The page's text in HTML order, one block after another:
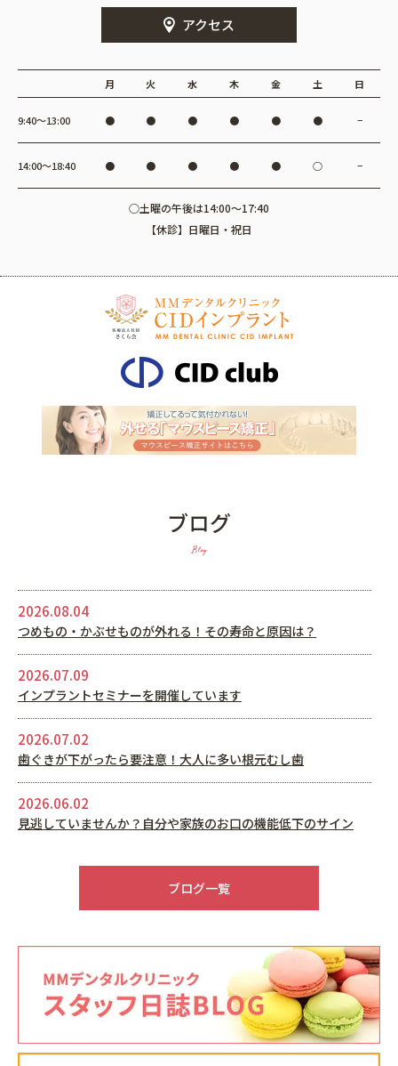
アクセス
月 火 水 木 金 土 日
9:40〜13:00 ● ● ● ● ● ● −
14:00〜18:40 ● ● ● ● ● ○ −
○土曜の午後は14:00～17:40
【休診】日曜日・祝日
ブログ
Blog
2026.08.04
つめもの・かぶせものが外れる！その寿命と原因は？
2026.07.09
インプラントセミナーを開催しています
2026.07.02
歯ぐきが下がったら要注意！大人に多い根元むし歯
2026.06.02
見逃していませんか？自分や家族のお口の機能低下のサイン
2026.05.22
ブログ一覧